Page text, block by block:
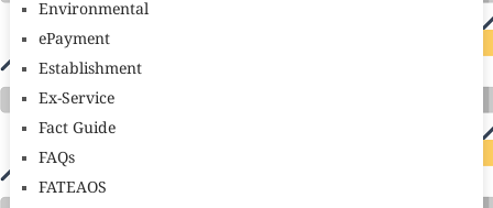
Environmental
ePayment
Establishment
Ex-Service
Fact Guide
FAQs
FATEAOS